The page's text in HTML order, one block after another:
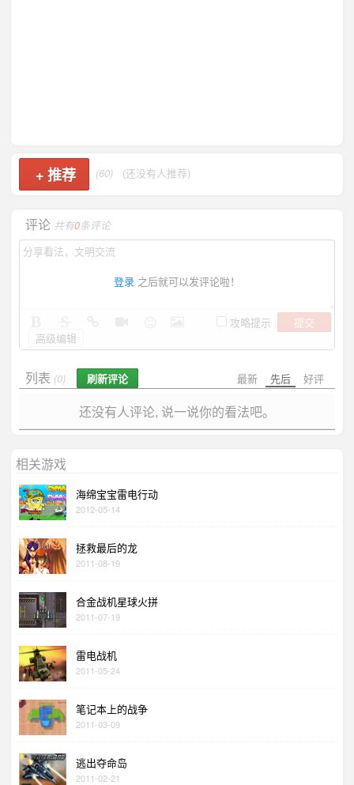
+推荐 (60) (还没有人推荐)
评论 共有0条评论
登录 之后就可以发评论啦！
攻略提示
提交
高级编辑
最新 先后 好评
列表 (0) 刷新评论
还没有人评论, 说一说你的看法吧。
相关游戏
海绵宝宝雷电行动
2012-05-14
拯救最后的龙
2011-08-19
合金战机星球火拼
2011-07-19
雷电战机
2011-05-24
笔记本上的战争
2011-03-09
逃出夺命岛
2011-02-21